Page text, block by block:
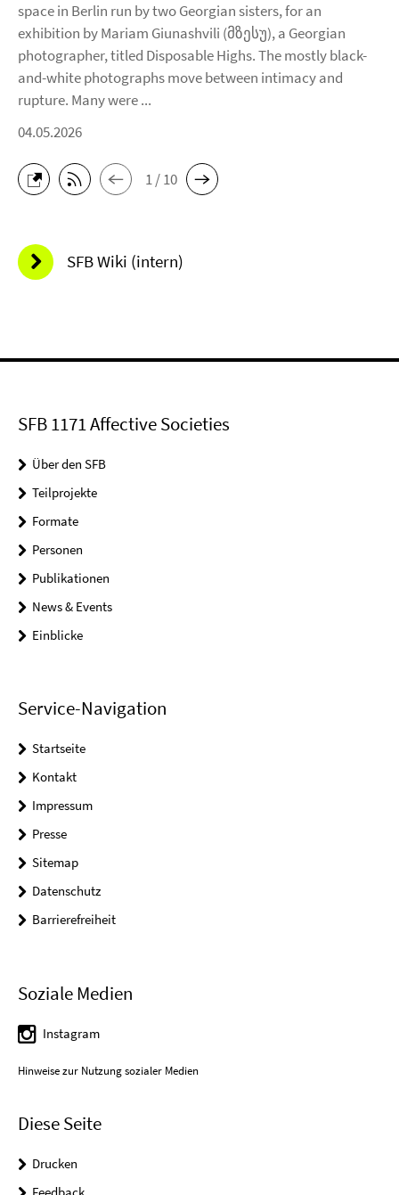
space in Berlin run by two Georgian sisters, for an
exhibition by Mariam Giunashvili (მზესუ), a Georgian
photographer, titled Disposable Highs. The mostly black-
and-white photographs move between intimacy and
rupture. Many were ...
04.05.2026
1 / 10
SFB Wiki (intern)
SFB 1171 Affective Societies
Über den SFB
Teilprojekte
Formate
Personen
Publikationen
News & Events
Einblicke
Service-Navigation
Startseite
Kontakt
Impressum
Presse
Sitemap
Datenschutz
Barrierefreiheit
Soziale Medien
Instagram
Hinweise zur Nutzung sozialer Medien
Diese Seite
Drucken